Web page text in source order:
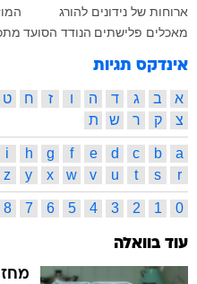
ארוחות של נידונים להורג
מאכלים פלישתים הנודד הסועד
אינדקס תגיות
א ב ג ד ה ו ז ח ט
צ
ק ר ש ת
a
b
c
d
e
f
g
h
i
r
s
t
u
v
w
x
y
z
0
1
2
3
4
5
6
7
8
עוד בוואלה